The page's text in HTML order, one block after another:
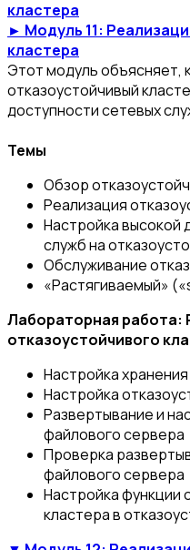
кластера
► Модуль 11:
кластера
Этот модуль объясняет,
отказоустойчивый
доступности сетевых
Темы
Обзор
Реализация
Настройка высокой
служб на
Обслуживание
«Растягиваемый»
Лабораторная работа:
отказоустойчивого
Настройка хранения
Настройка
Развертывание и
файлового сервера
Проверка
файлового сервера
Настройка функции
кластера в